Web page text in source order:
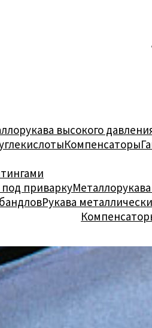
высокого
Компенсаторы
приварку
Рукава